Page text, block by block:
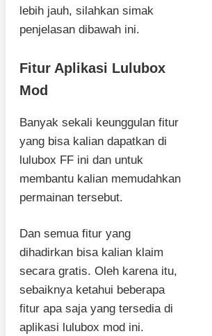
lebih jauh, silahkan simak
penjelasan dibawah ini.
Fitur Aplikasi Lulubox
Mod
Banyak sekali keunggulan fitur
yang bisa kalian dapatkan di
lulubox FF ini dan untuk
membantu kalian memudahkan
permainan tersebut.
Dan semua fitur yang
dihadirkan bisa kalian klaim
secara gratis. Oleh karena itu,
sebaiknya ketahui beberapa
fitur apa saja yang tersedia di
aplikasi lulubox mod ini.